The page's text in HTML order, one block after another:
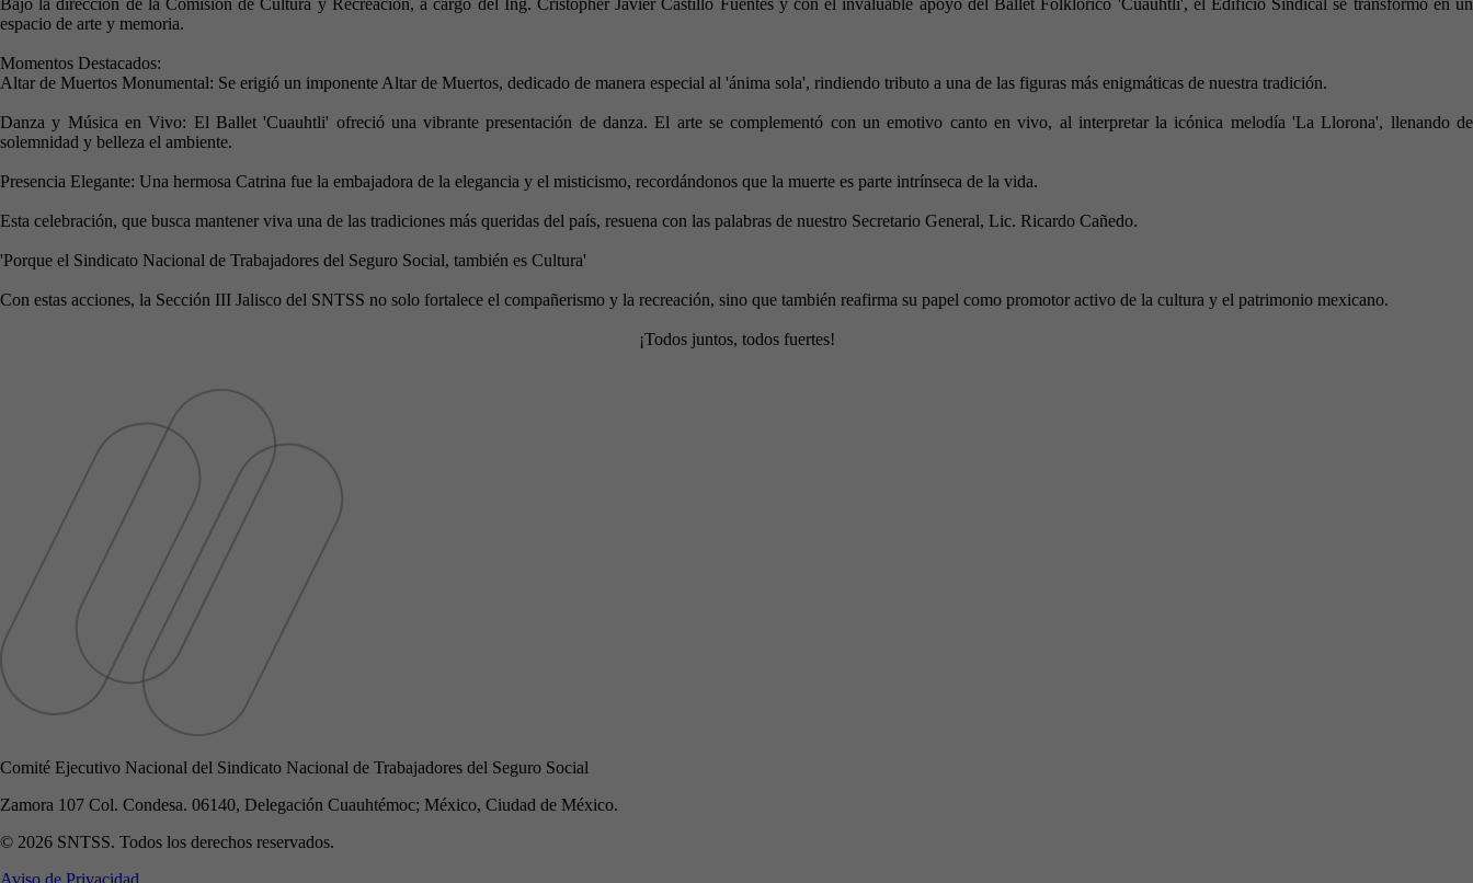
espacio de arte y memoria.
Momentos Destacados:
Altar de Muertos Monumental: Se erigió un imponente Altar de Muertos, dedicado de manera especial al 'ánima sola', rindiendo tributo a una de las figuras más enigmáticas de nuestra tradición.
Danza y Música en Vivo: El Ballet 'Cuauhtli' ofreció una vibrante presentación de danza. El arte se complementó con un emotivo canto en vivo, al interpretar la icónica melodía 'La Llorona', llenando de
solemnidad y belleza el ambiente.
Presencia Elegante: Una hermosa Catrina fue la embajadora de la elegancia y el misticismo, recordándonos que la muerte es parte intrínseca de la vida.
Esta celebración, que busca mantener viva una de las tradiciones más queridas del país, resuena con las palabras de nuestro Secretario General, Lic. Ricardo Cañedo.
'Porque el Sindicato Nacional de Trabajadores del Seguro Social, también es Cultura'
Con estas acciones, la Sección III Jalisco del SNTSS no solo fortalece el compañerismo y la recreación, sino que también reafirma su papel como promotor activo de la cultura y el patrimonio mexicano.
¡Todos juntos, todos fuertes!
Comité Ejecutivo Nacional del Sindicato Nacional de Trabajadores del Seguro Social
Zamora 107 Col. Condesa. 06140, Delegación Cuauhtémoc; México, Ciudad de México.
© 2026 SNTSS. Todos los derechos reservados.
Aviso de Privacidad